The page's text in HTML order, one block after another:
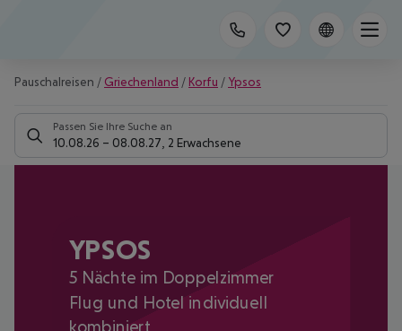
Pauschalreisen / Griechenland / Korfu / Ypsos
Passen Sie Ihre Suche an
10.08.26 – 08.08.27 2 Erwachsene
YPSOS
5 Nächte im Doppelzimmer
Flug und Hotel individuell
kombiniert